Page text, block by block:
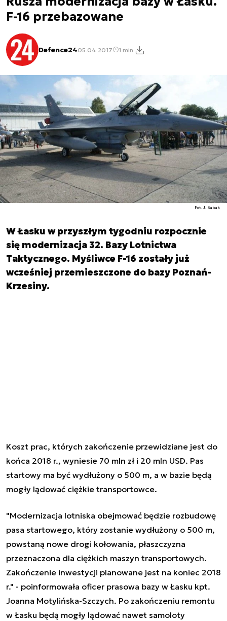
F-16 przebazowane
Defence2405.04.2017 1 min.
Fot. J. Sabak
W Łasku w przyszłym tygodniu rozpocznie
się modernizacja 32. Bazy Lotnictwa
Taktycznego. Myśliwce F-16 zostały już
wcześniej przemieszczone do bazy Poznań-
Krzesiny.
Koszt prac, których zakończenie przewidziane jest do
końca 2018 r., wyniesie 70 mln zł i 20 mln USD. Pas
startowy ma być wydłużony o 500 m, a w bazie będą
mogły lądować ciężkie transportowce.
"Modernizacja lotniska obejmować będzie rozbudowę
pasa startowego, który zostanie wydłużony o 500 m,
powstaną nowe drogi kołowania, płaszczyzna
przeznaczona dla ciężkich maszyn transportowych.
Zakończenie inwestycji planowane jest na koniec 2018
r." - poinformowała oficer prasowa bazy w Łasku kpt.
Joanna Motylińska-Szczych. Po zakończeniu remontu
w Łasku będą mogły lądować nawet samoloty